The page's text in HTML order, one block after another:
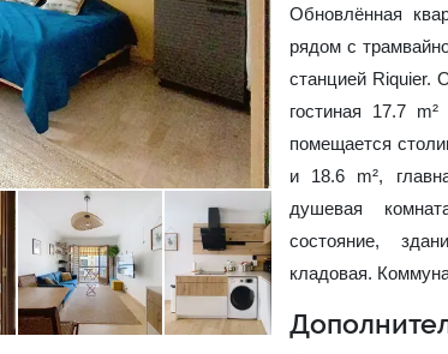
Обновлённая
рядом с
станцией Riquier.
гостиная 17.7
помещается
и 18.6 m²,
душевая
состояние,
кладовая.